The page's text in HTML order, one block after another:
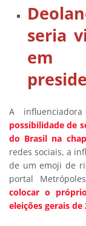
seria
em
A
possibilidade de
do Brasil na
redes sociais, a
de um emoji de
portal
colocar o
eleições gerais de